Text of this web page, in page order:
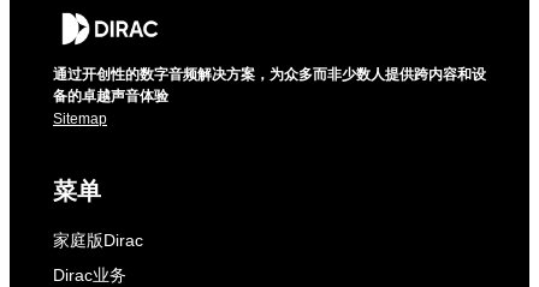
通过开创性的数字音频解决方案，为众多而非少数人提供跨内容和设
备的卓越声音体验
Sitemap
菜单
家庭版Dirac
Dirac业务